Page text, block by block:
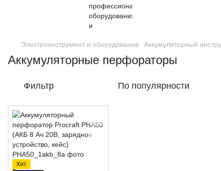
Электроинструмент и оборудование Аккумуляторный
Аккумуляторные перфораторы
Фильтр По популярности
Хит